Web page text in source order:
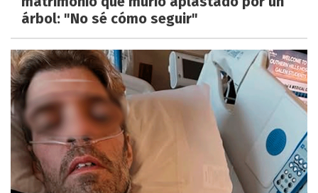
árbol: "No sé cómo seguir"